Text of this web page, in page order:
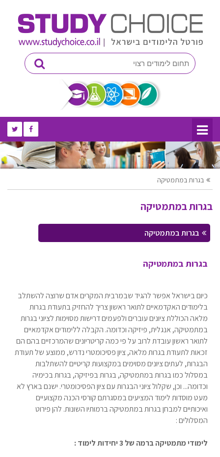
בגרות במתמטיקה
בגרות במתמטיקה
בגרות במתמטיקה
בגרות במתמטיקה
כיום בישראל אפשר להגיד שבמרבית המקרים אדם שרוצה להשתלב
בלימודים האקדמאיים לתואר ראשון צריך להחזיק בתעודת בגרות
מלאה הכוללת ציונים עוברים ולפעמים דרישות מסוימות לציוני בגרות
במתמטיקה, אנגלית, פיזיקה וכדומה. הקבלה ללימודים אקדמאיים
לתואר ראשון עובדת לרוב על פי כמה קריטריונים שהמרכזיים בהם הם
זכאות לתעודת בגרות מלאה, ציון פסיכומטרי נדרש, ממוצע של תעודת
הבגרות, לעתים ציונים מסוימים במקצועות קריטיים להשתלבות
במסלול כמו בגרות במתמטיקה, בגרות בפיזיקה, בגרות בכימיה
וכדומה... וכן, שקלול ציוני הבגרות עם ציון הפסיכומטרי. ישנם בארץ לא
מעט מוסדות לימוד המציעים במסגרתם קורסי הכנה מקצועיים
ואיכותיים למבחן בגרות במתמטיקה ברמותיו השונות. להן פירוט
המסלולים :
לימודי מתמטיקה ברמה של 3 יחידות לימוד :